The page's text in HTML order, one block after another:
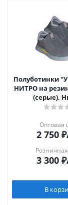
Полуботинки
НИТРО на
(серые),
Оптовая
2 750 ₽
3 300 ₽
В